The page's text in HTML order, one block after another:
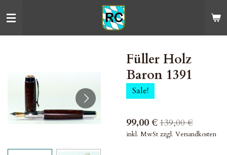
Hauptinhalt
springen
Füller Holz
Baron 1391
Sale!
99,00 €139,00 €
inkl. MwSt zzgl. Versandkosten